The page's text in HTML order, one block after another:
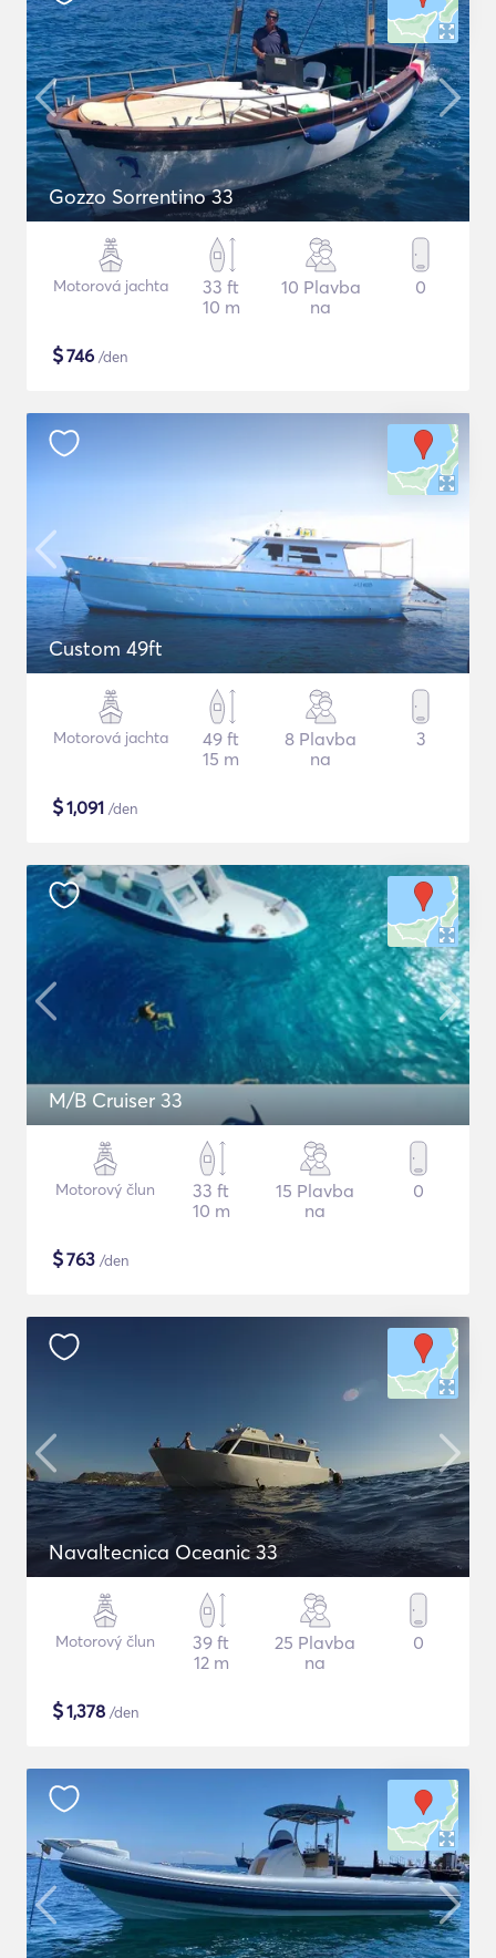
Gozzo Sorrentino 33
Motorová jachta
33 ft
10 m
10 Plavba
na
0
$746 /den
Custom 49ft
Motorová jachta
49 ft
15 m
8 Plavba
na
3
$1,091 /den
M/B Cruiser 33
Motorový člun
33 ft
10 m
15 Plavba
na
0
$763 /den
Navaltecnica Oceanic 33
Motorový člun
39 ft
12 m
25 Plavba
na
0
$1,378 /den